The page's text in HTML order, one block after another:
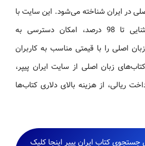
در ایران شناخته می‌شود. این سایت با
ارائه تخفیف‌های استثنایی تا 98 درصد، امکان دسترسی به
اصلی را با قیمتی مناسب به کاربران
زبان اصلی از سایت ایران پیپر،
ریالی، از هزینه بالای دلاری کتاب‌ها
کتاب ایران پیپر اینجا کلیک